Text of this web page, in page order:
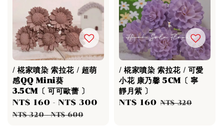
/ 椛家噴染 索拉花 / 超萌
感QQ Mini葵
3.5CM〔 可可歐蕾 〕
Sale
price
NT$ 160 -NT$ 300
Regular
NT$ 320-NT$ 600
/ 椛家噴染 索拉花 / 可愛
小花 康乃馨 5CM〔 寧
靜月紫 〕
Sale
NT$ 160 Regular
NT$ 320